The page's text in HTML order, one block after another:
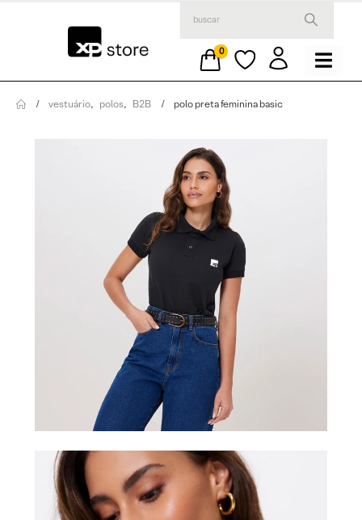
0
vestuário, polos, B2B polo preta feminina basic